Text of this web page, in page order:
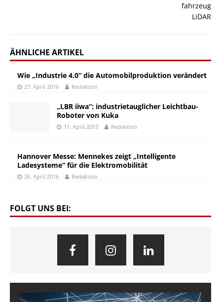
ÄHNLICHE ARTIKEL
Wie „Industrie 4.0“ die Automobilproduktion verändert
27. April 2016 Redaktion
„LBR iiwa“: industrietauglicher Leichtbau-
Roboter von Kuka
11. April 2013 Redaktion
Hannover Messe: Mennekes zeigt „Intelligente
Ladesysteme“ für die Elektromobilität
26. April 2016 Redaktion
FOLGT UNS BEI: